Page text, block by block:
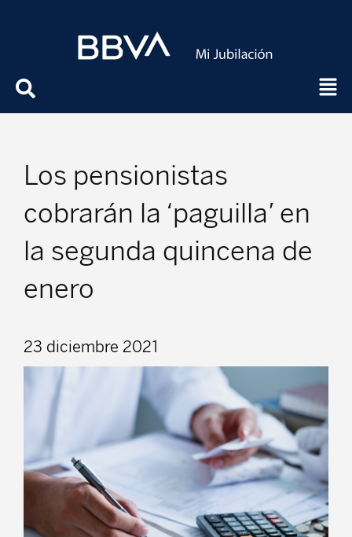
Los pensionistas
cobrarán la ‘paguilla’ en
la segunda quincena de
enero
23 diciembre 2021